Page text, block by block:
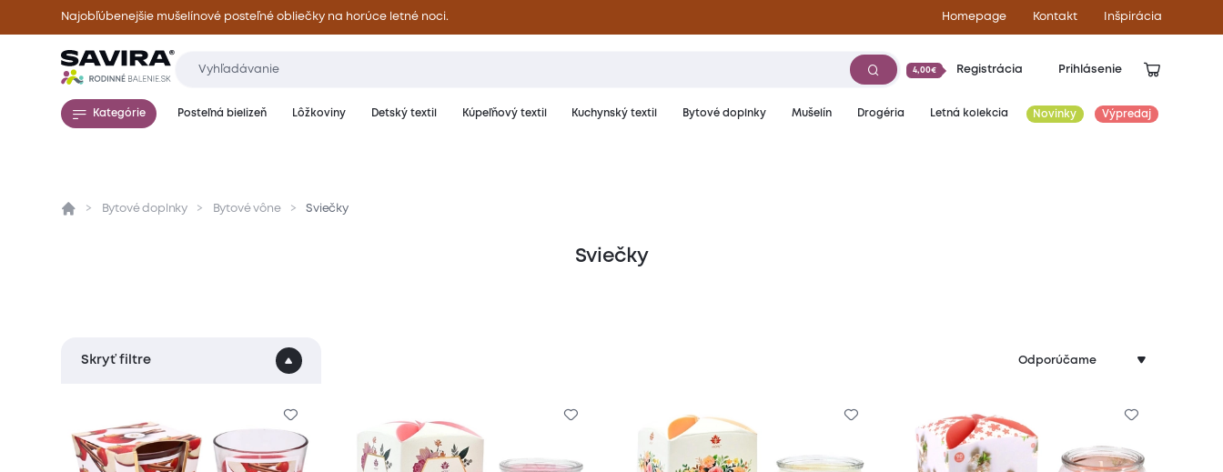
Najobľúbenejšie mušelínové posteľné obliečky na horúce letné noci. Homepage Kontakt Inšpirácia
4,00€ Registrácia Prihlásenie
Kategórie Posteľná bielizeň Lôžkoviny Detský textil Kúpeľňový textil Kuchynský textil Bytové doplnky Mušelín Drogéria Letná kolekcia Novinky Výpredaj
Bytové doplnky Bytové vône Sviečky
Sviečky
Skryť filtre